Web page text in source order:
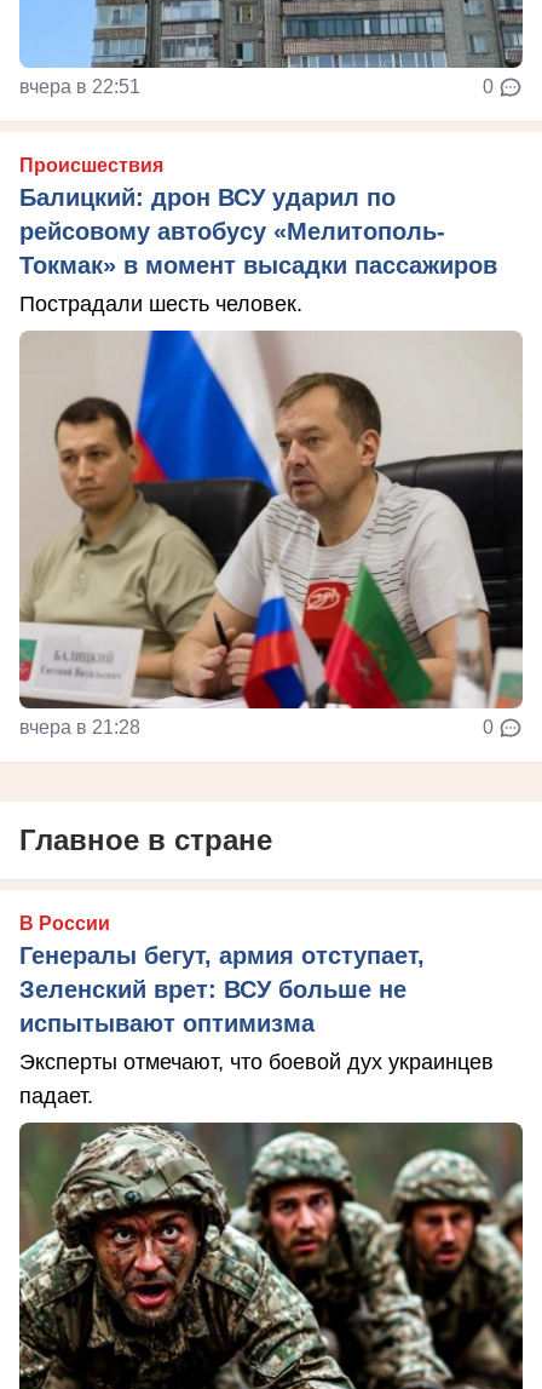
вчера в 22:51 0
Происшествия
Балицкий: дрон ВСУ ударил по
рейсовому автобусу «Мелитополь-
Токмак» в момент высадки пассажиров
Пострадали шесть человек.
вчера в 21:28 0
Главное в стране
В России
Генералы бегут, армия отступает,
Зеленский врет: ВСУ больше не
испытывают оптимизма
Эксперты отмечают, что боевой дух украинцев
падает.